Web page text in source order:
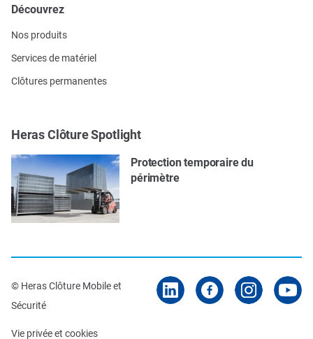
Découvrez
Nos produits
Services de matériel
Clôtures permanentes
Heras Clôture Spotlight
Protection temporaire du
périmètre
© Heras Clôture Mobile et
Sécurité
Vie privée et cookies